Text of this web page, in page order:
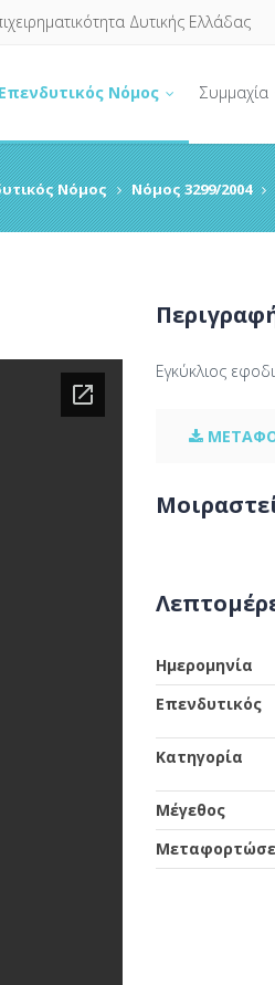
Δυτικής Ελλάδας
Επενδυτικός Νόμος Συμμαχία
Νόμος Νόμος 3299/2004
Εγκύκλιος
Ημερομηνία
Επενδυτικός
Κατηγορία
Μέγεθος